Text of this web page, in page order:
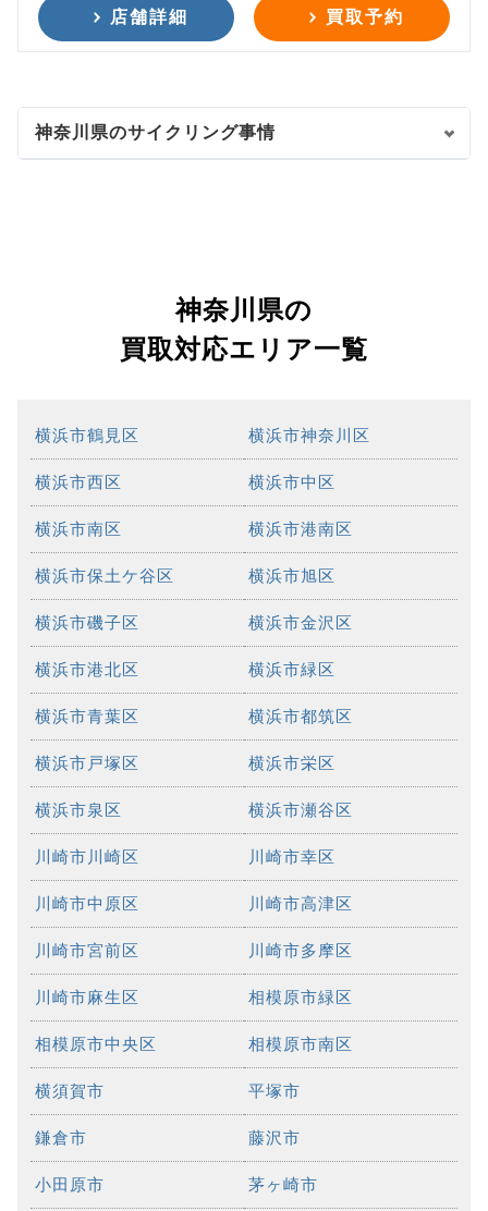
店舗詳細 買取予約
神奈川県のサイクリング事情
神奈川県の
買取対応エリア一覧
横浜市鶴見区 横浜市神奈川区
横浜市西区 横浜市中区
横浜市南区 横浜市港南区
横浜市保土ケ谷区 横浜市旭区
横浜市磯子区 横浜市金沢区
横浜市港北区 横浜市緑区
横浜市青葉区 横浜市都筑区
横浜市戸塚区 横浜市栄区
横浜市泉区 横浜市瀬谷区
川崎市川崎区 川崎市幸区
川崎市中原区 川崎市高津区
川崎市宮前区 川崎市多摩区
川崎市麻生区 相模原市緑区
相模原市中央区 相模原市南区
横須賀市 平塚市
鎌倉市 藤沢市
小田原市 茅ヶ崎市